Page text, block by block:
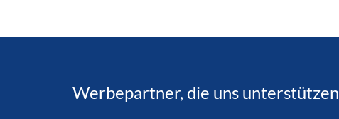
Werbepartner, die uns unterstützen